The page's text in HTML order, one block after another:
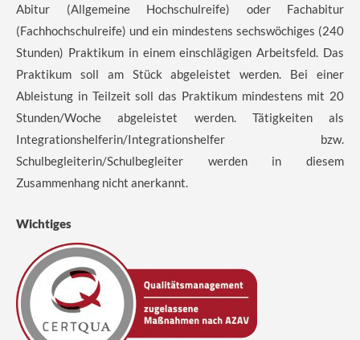
Abitur (Allgemeine Hochschulreife) oder Fachabitur
(Fachhochschulreife) und ein mindestens sechswöchiges (240
Stunden) Praktikum in einem einschlägigen Arbeitsfeld. Das
Praktikum soll am Stück abgeleistet werden. Bei einer
Ableistung in Teilzeit soll das Praktikum mindestens mit 20
Stunden/Woche abgeleistet werden. Tätigkeiten als
Integrationshelferin/Integrationshelfer bzw.
Schulbegleiterin/Schulbegleiter werden in diesem
Zusammenhang nicht anerkannt.
Wichtiges